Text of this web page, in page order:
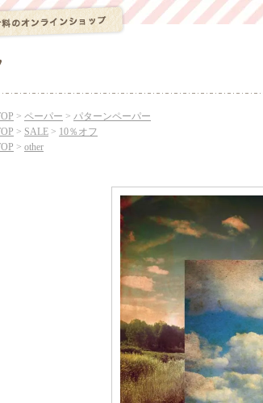
> ペーパー > パターンペーパー
> SALE > 10％オフ
> other